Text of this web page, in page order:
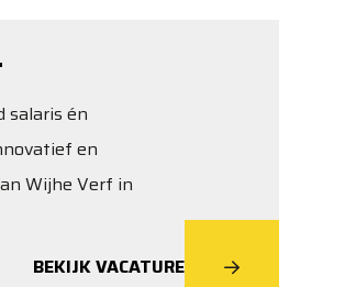
salaris én
en
Wijhe Verf in
BEKIJK VACATURE